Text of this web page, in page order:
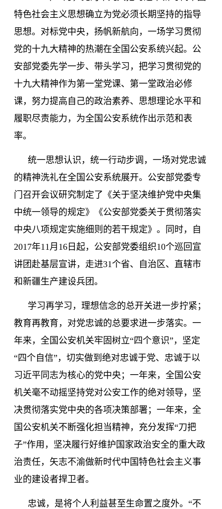
特色社会主义思想确立为党必须长期坚持的指导
思想。对标党中央，扬帆新航向，一场学习贯彻
党的十九大精神的热潮在全国公安系统兴起。公
安部党委先学一步、带头学习，把学习贯彻党的
十九大精神作为第一堂党课、第一堂政治必修
课，努力提高自己的政治素养、思想理论水平和
履职尽责能力，为全国公安系统作出示范和表
率。
统一思想认识，统一行动步调，一场对党忠诚
的精神洗礼在全国公安系统展开。公安部党委专
门召开会议研究制定了《关于坚决维护党中央集
中统一领导的规定》《公安部党委关于贯彻落实
中央八项规定实施细则的若干规定》。同时，自
2017年11 月 16 日起，公安部党委组织10个巡回宣
讲团赴基层宣讲，走进31个省、自治区、直辖市
和新疆生产建设兵团。
学习再学习，理想信念的总开关进一步拧紧；
教育再教育，对党忠诚的总要求进一步落实。一
年来，全国公安机关牢固树立“四个意识”，坚定
“四个自信”，切实做到绝对忠诚于党、忠诚于以
习近平同志为核心的党中央；一年来，全国公安
机关毫不动摇坚持党对公安工作的绝对领导，坚
决贯彻落实党中央的各项决策部署；一年来，全
国公安机关不断强化担当精神，充分发挥“刀把
子”作用，坚决履行好维护国家政治安全的重大政
治责任，矢志不渝做新时代中国特色社会主义事
业的建设者捍卫者。
忠诚，是将个人利益甚至生命置之度外。 “不